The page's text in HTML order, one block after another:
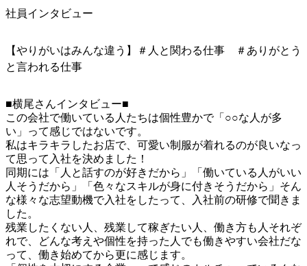
社員インタビュー
【やりがいはみんな違う】＃人と関わる仕事 ＃ありがとう
と言われる仕事
■横尾さんインタビュー■
この会社で働いている人たちは個性豊かで「○○な人が多
い」って感じではないです。
私はキラキラしたお店で、可愛い制服が着れるのが良いなっ
て思って入社を決めました！
同期には「人と話すのが好きだから」「働いている人がいい
人そうだから」「色々なスキルが身に付きそうだから」そん
な様々な志望動機で入社をしたって、入社前の研修で聞きま
した。
残業したくない人、残業して稼ぎたい人、働き方も人それぞ
れで、どんな考えや個性を持った人でも働きやすい会社だな
って、働き始めてから更に感じます。